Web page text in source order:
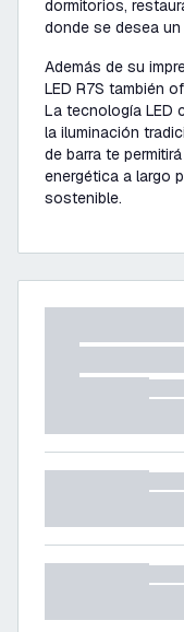
dormitorios,
donde se desea
Además de su
LED R7S también
La tecnología LED
la iluminación
de barra te
energética a largo
sostenible.